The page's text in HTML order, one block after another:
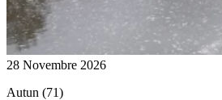
28 Novembre 2026
Autun (71)